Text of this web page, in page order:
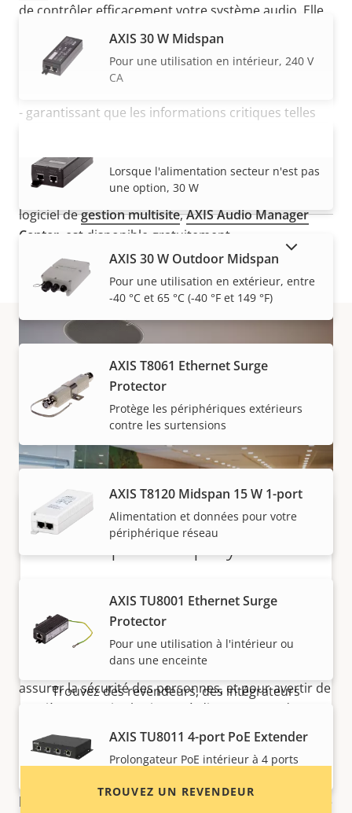
de contrôler efficacement votre système audio. Elle
comprend des fonctionnalités telles que la gestion
des zones et la programmation du contenu. Et vous
pouvez hiérarchiser le contenu afin que les
- garantissant que les informations critiques telles
personnes sont toujours fournies rapidement. Si
vous avez besoin de coordonner l'audio sur
différents sites, une version standard de notre
logiciel degestion multisite,AXIS Audio Manager
Center , est disponible gratuitement.
Haut-parleur polyvalent
Le modèle AXIS C1210-E rend les annonces vocales
intelligentes et faciles. Vous pouvez utiliser le même
système pour diffuser des informations générales
pour l’efficacité opérationnelle, des avertissements
et des instructions de sécurité cruciales pour
assurer la sécurité des personnes, et pour avertir de
manière proactive les intrus à distance avec des
messages en direct ou préenregistrés.
Vous pouvez également diffuser de la musique de
l’entreprise et l’expérience du client.
Si la musique de
VOIR PLUS
AXIS 30 W Midspan
Pour une utilisation en intérieur, 240 V
CA
Lorsque l'alimentation secteur n'est pas
une option, 30 W
AXIS 30 W Outdoor Midspan
Pour une utilisation en extérieur, entre
-40 °C et 65 °C (-40 °F et 149 °F)
AXIS T8061 Ethernet Surge
Protector
Protège les périphériques extérieurs
contre les surtensions
AXIS T8120 Midspan 15 W 1-port
Alimentation et données pour votre
périphérique réseau
AXIS TU8001 Ethernet Surge
Protector
Pour une utilisation à l'intérieur ou
dans une enceinte
AXIS TU8011 4-port PoE Extender
Prolongateur PoE intérieur à 4 ports
Acheter
Les solutions Axis et les produits individuels sont
vendus et installés de manière experte par nos
partenaires de confiance.
Vous voulez acheter des produits
Trouvez des revendeurs, des intégrateurs
systèmes Axis.
TROUVEZ UN REVENDEUR